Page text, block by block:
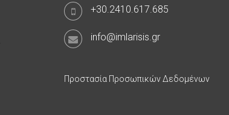
+30.2410.617.685
info@imlarisis.gr
Προστασία Προσωπικών Δεδομένων